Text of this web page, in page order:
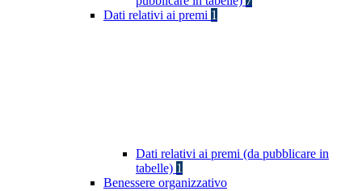
Dati relativi ai premi 1
Dati relativi ai premi (da pubblicare in
tabelle) 1
Benessere organizzativo